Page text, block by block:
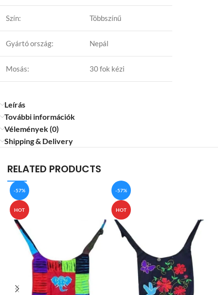
Szín: Többszínű
Gyártó ország: Nepál
Mosás: 30 fok kézi
Leírás
További információk
Vélemények (0)
Shipping & Delivery
RELATED PRODUCTS
-57%
HOT
-57%
HOT